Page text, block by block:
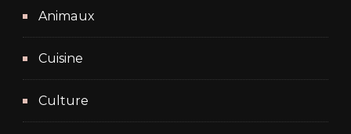
Animaux
Cuisine
Culture